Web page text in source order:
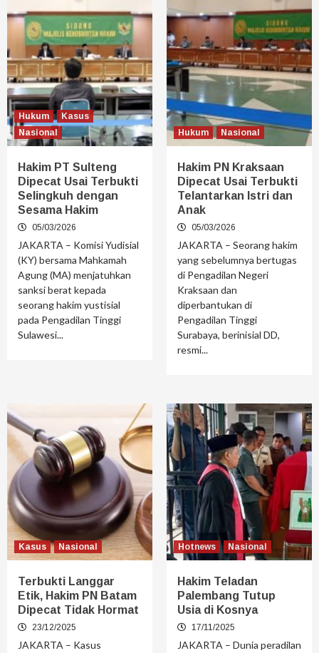
Hukum
Kasus
Nasional
Hakim PT Sulteng
Dipecat Usai Terbukti
Selingkuh dengan
Sesama Hakim
05/03/2026
JAKARTA – Komisi Yudisial
(KY) bersama Mahkamah
Agung (MA) menjatuhkan
sanksi berat kepada
seorang hakim yustisial
pada Pengadilan Tinggi
Sulawesi...
Hukum Nasional
Hakim PN Kraksaan
Dipecat Usai Terbukti
Telantarkan Istri dan
Anak
05/03/2026
JAKARTA – Seorang hakim
yang sebelumnya bertugas
di Pengadilan Negeri
Kraksaan dan
diperbantukan di
Pengadilan Tinggi
Surabaya, berinisial DD,
resmi...
Kasus Nasional
Terbukti Langgar
Etik, Hakim PN Batam
Dipecat Tidak Hormat
23/12/2025
JAKARTA – Kasus
Hotnews Nasional
Hakim Teladan
Palembang Tutup
Usia di Kosnya
17/11/2025
JAKARTA – Dunia peradilan